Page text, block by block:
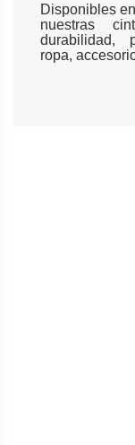
Disponibles
nuestras
durabilidad,
ropa,